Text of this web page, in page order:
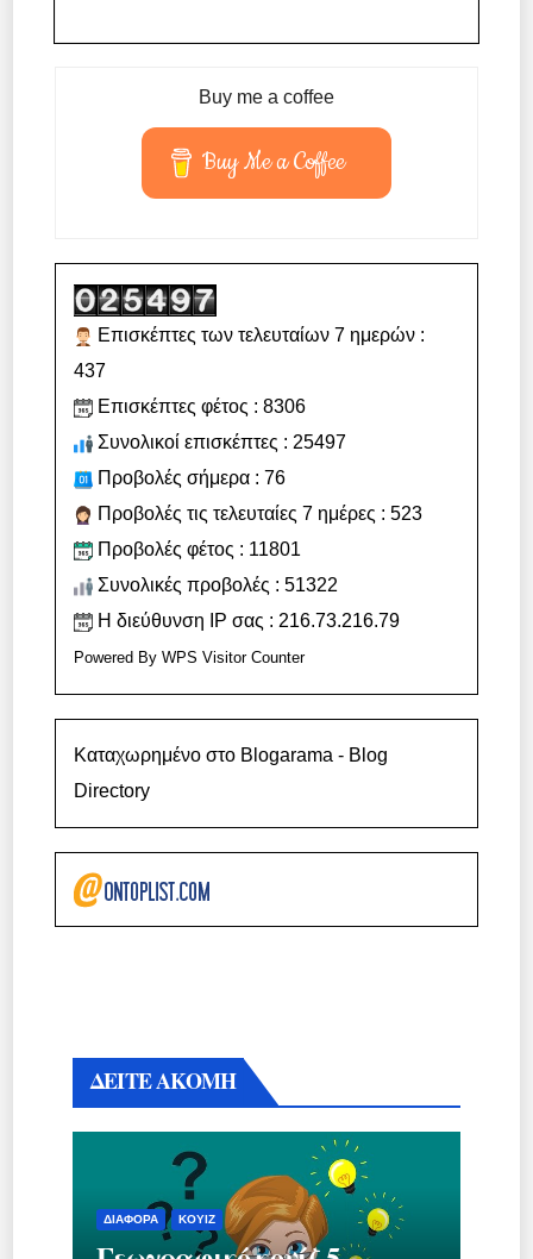
Buy me a coffee
Buy Me a Coffee
Επισκέπτες των τελευταίων 7 ημερών :
437
Επισκέπτες φέτος : 8306
Συνολικοί επισκέπτες : 25497
Προβολές σήμερα : 76
Προβολές τις τελευταίες 7 ημέρες : 523
Προβολές φέτος : 11801
Συνολικές προβολές : 51322
Η διεύθυνση IP σας : 216.73.216.79
Powered ByWPS Visitor Counter
Καταχωρημένο στο Blogarama - Blog
Directory
ΔΕΙΤΕ ΑΚΟΜΗ
ΔΙΆΦΟΡΑ ΚΟΥΊΖ